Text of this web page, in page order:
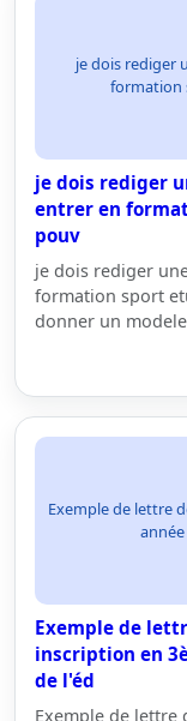
je dois rediger
formation
je dois rediger
entrer en
pouv
je dois rediger
formation sport
donner un
Exemple de lettre
année
Exemple de
inscription en
de l'éd
Exemple de